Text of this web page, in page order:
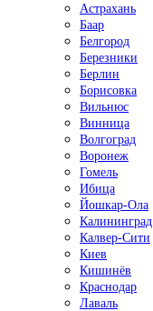
Астрахань
Баар
Белгород
Березники
Берлин
Борисовка
Вильнюс
Винница
Волгоград
Воронеж
Гомель
Ибица
Йошкар-Ола
Калининград
Калвер-Сити
Киев
Кишинёв
Краснодар
Лаваль